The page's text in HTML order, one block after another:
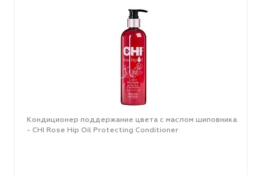
Кондиционер поддержание цвета с маслом шиповника
- CHI Rose Hip Oil Protecting Conditioner